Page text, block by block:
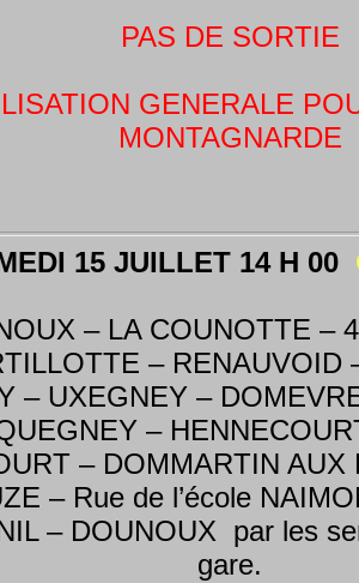
PAS DE SORTIE
GENERALE
MONTAGNARDE
15 JUILLET 14 H 00
– LA COUNOTTE –
– RENAUVOID
– UXEGNEY –
–
– DOMMARTIN AUX
– Rue de l’école
– DOUNOUX par les
gare.